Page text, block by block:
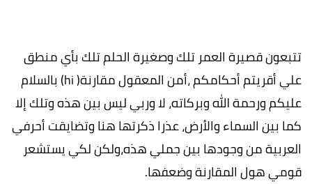
تتبعون قصيرة العمر تلك وصغيرة الحلم تلك بأي منطق
علي أقريتم أحكامكم ،أمن المعقول مقارنة( hi) بالسلام
عليكم ورحمة الله وبركاته، لا وربي ليس بين هذه وتلك إلا
كما بين السماء والأرض، عذرا ذكرتها هنا وتضايقت أحرفي
العربية من وجودها بين جملي هذه،ولكن لكي يستشعر
قومي هول المقارنة وضعفها.